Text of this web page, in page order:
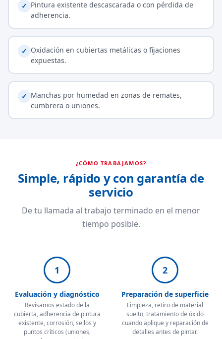
✓ Pintura existente descascarada o con pérdida de
adherencia.
✓ Oxidación en cubiertas metálicas o fijaciones
expuestas.
✓ Manchas por humedad en zonas de remates,
cumbrera o uniones.
¿CÓMO TRABAJAMOS?
Simple, rápido y con garantía de
servicio
De tu llamada al trabajo terminado en el menor
tiempo posible.
1
Evaluación y diagnóstico
Revisamos estado de la
cubierta, adherencia de pintura
existente, corrosión, sellos y
puntos críticos (uniones,
2
Preparación de superficie
Limpieza, retiro de material
suelto, tratamiento de óxido
cuando aplique y reparación de
detalles antes de pintar.